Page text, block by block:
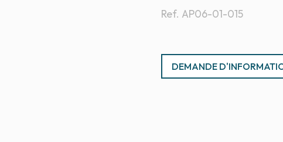
Ref. AP06-01-015
DEMANDE